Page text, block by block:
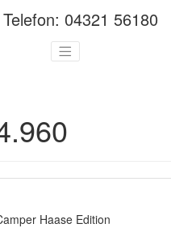
Telefon: 04321 56180
Haase Edition